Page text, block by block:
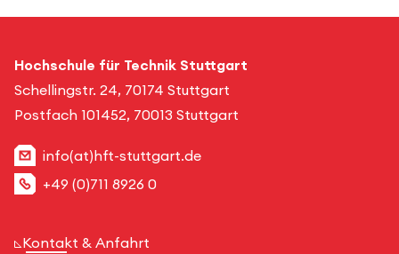
Hochschule für Technik Stuttgart
Schellingstr. 24, 70174 Stuttgart
Postfach 101452, 70013 Stuttgart
info(at)hft-stuttgart.de
+49 (0)711 8926 0
Kontakt & Anfahrt